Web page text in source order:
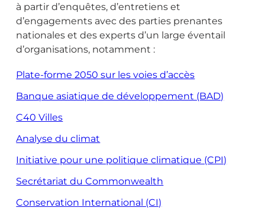
à partir d’enquêtes, d’entretiens et
d’engagements avec des parties prenantes
nationales et des experts d’un large éventail
d’organisations, notamment :
Plate-forme 2050 sur les voies d’accès
Banque asiatique de développement (BAD)
C40 Villes
Analyse du climat
Initiative pour une politique climatique (CPI)
Secrétariat du Commonwealth
Conservation International (CI)